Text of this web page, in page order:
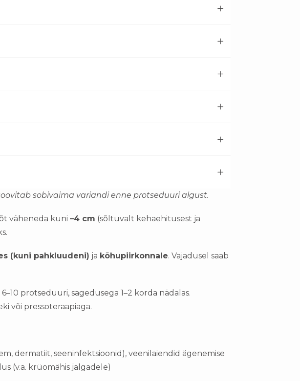
sobivaima variandi enne protseduuri algust.
väheneda kuni –4 cm (sõltuvalt kehaehitusest ja
(kuni pahkluudeni) ja kõhupiirkonnale. Vajadusel saab
6–10 protseduuri, sagedusega 1–2 korda nädalas.
või pressoteraapiaga.
dermatiit, seeninfektsioonid), veenilaiendid ägenemise
(v.a. krüomähis jalgadele)